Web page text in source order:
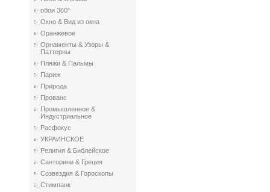
обои 360°
Окно & Вид из окна
Оранжевое
Орнаменты & Узоры &
Паттерны
Пляжи & Пальмы
Париж
Природа
Прованс
Промышленное &
Индустриальное
Расфокус
УКРАИНСКОЕ
Религия & Библейское
Санторини & Греция
Созвездия & Гороскопы
Стимпанк